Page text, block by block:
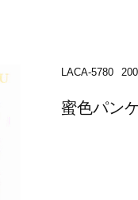
LACA-5780
蜜色パン